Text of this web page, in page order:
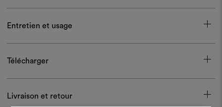
Entretien et usage
Télécharger
Livraison et retour